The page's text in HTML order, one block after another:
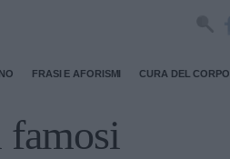
FRASI E AFORISMI CURA DEL CORPO